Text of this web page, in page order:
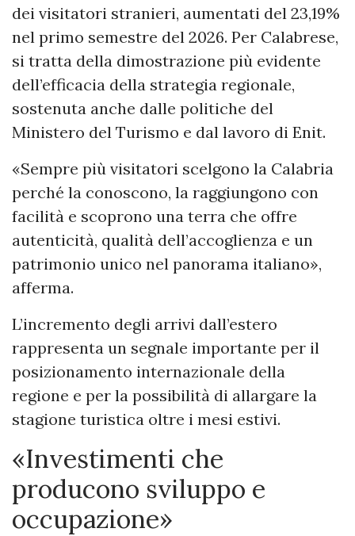
dei visitatori stranieri, aumentati del 23,19%
nel primo semestre del 2026. Per Calabrese,
si tratta della dimostrazione più evidente
dell’efficacia della strategia regionale,
sostenuta anche dalle politiche del
Ministero del Turismo e dal lavoro di Enit.
«Sempre più visitatori scelgono la Calabria
perché la conoscono, la raggiungono con
facilità e scoprono una terra che offre
autenticità, qualità dell’accoglienza e un
patrimonio unico nel panorama italiano»,
afferma.
L’incremento degli arrivi dall’estero
rappresenta un segnale importante per il
posizionamento internazionale della
regione e per la possibilità di allargare la
stagione turistica oltre i mesi estivi.
«Investimenti che
producono sviluppo e
occupazione»